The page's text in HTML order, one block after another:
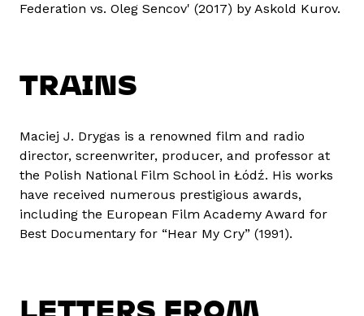
Federation vs. Oleg Sencov' (2017) by Askold Kurov.
TRAINS
Maciej J. Drygas is a renowned film and radio
director, screenwriter, producer, and professor at
the Polish National Film School in Łódź. His works
have received numerous prestigious awards,
including the European Film Academy Award for
Best Documentary for “Hear My Cry” (1991).
LETTERS FROM